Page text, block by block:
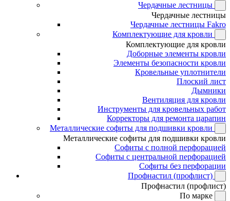
Чердачные лестницы
Чердачные лестницы
Чердачные лестницы Fakro
Комплектующие для кровли
Комплектующие для кровли
Доборные элементы кровли
Элементы безопасности кровли
Кровельные уплотнители
Плоский лист
Дымники
Вентиляция для кровли
Инструменты для кровельных работ
Корректоры для ремонта царапин
Металлические софиты для подшивки кровли
Металлические софиты для подшивки кровли
Софиты с полной перфорацией
Софиты с центральной перфорацией
Софиты без перфорации
Профнастил (профлист)
Профнастил (профлист)
По марке